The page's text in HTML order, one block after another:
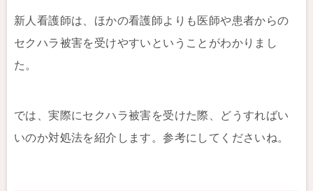
新人看護師は、ほかの看護師よりも医師や患者からの
セクハラ被害を受けやすいということがわかりまし
た。
では、実際にセクハラ被害を受けた際、どうすればい
いのか対処法を紹介します。参考にしてくださいね。